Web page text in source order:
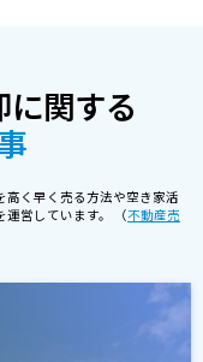
関する
高く早く売る方法や空き家活
営しています。 （不動産売